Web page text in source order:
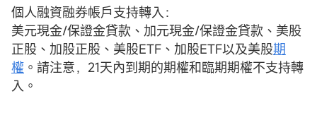
個人融資融券帳戶支持轉入：
美元現金/保證金貸款、加元現金/保證金貸款、美股
正股、加股正股、美股ETF、加股ETF以及美股期
權 。請注意，21天內到期的期權和臨期期權不支持轉
入。